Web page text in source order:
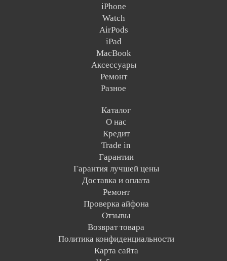
iPhone
Watch
AirPods
iPad
MacBook
Аксессуары
Ремонт
Разное
Каталог
О нас
Кредит
Trade in
Гарантии
Гарантия лучшей цены
Доставка и оплата
Ремонт
Проверка айфона
Отзывы
Возврат товара
Политика конфиденциальности
Карта сайта